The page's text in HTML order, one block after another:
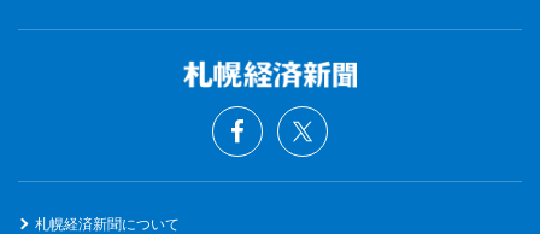
札幌経済新聞について